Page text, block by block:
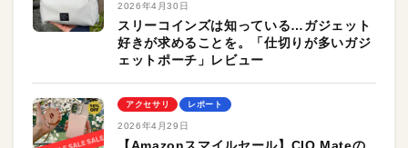
2026年4月30日
スリーコインズは知っている…ガジェット
好きが求めることを。「仕切りが多いガジ
ェットポーチ」レビュー
アクセサリ レポート
2026年4月29日